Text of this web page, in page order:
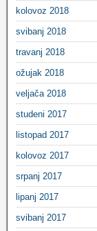
kolovoz 2018
svibanj 2018
travanj 2018
ožujak 2018
veljača 2018
studeni 2017
listopad 2017
kolovoz 2017
srpanj 2017
lipanj 2017
svibanj 2017